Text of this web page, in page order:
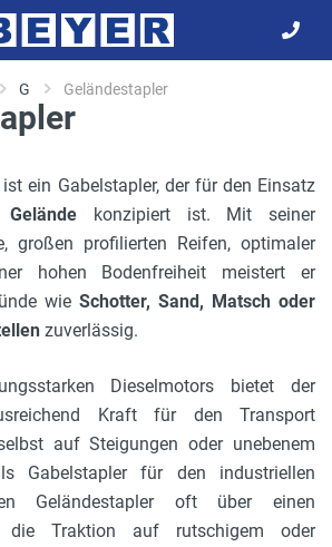
G Geländestapler
ein Gabelstapler, der für den Einsatz
konzipiert ist. Mit seiner
großen profilierten Reifen, optimaler
hohen Bodenfreiheit meistert er
wie Schotter, Sand, Matsch oder
zuverlässig.
Dieselmotors bietet der
Kraft für den Transport
auf Steigungen oder unebenem
Gabelstapler für den industriellen
Geländestapler oft über einen
die Traktion auf rutschigem oder